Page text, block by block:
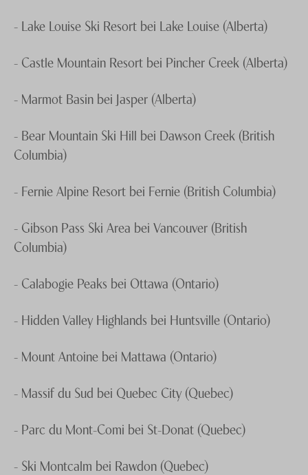
- Lake Louise Ski Resort bei Lake Louise (Alberta)
- Castle Mountain Resort bei Pincher Creek (Alberta)
- Marmot Basin bei Jasper (Alberta)
- Bear Mountain Ski Hill bei Dawson Creek (British
Columbia)
- Fernie Alpine Resort bei Fernie (British Columbia)
- Gibson Pass Ski Area bei Vancouver (British
Columbia)
- Calabogie Peaks bei Ottawa (Ontario)
- Hidden Valley Highlands bei Huntsville (Ontario)
- Mount Antoine bei Mattawa (Ontario)
- Massif du Sud bei Quebec City (Quebec)
- Parc du Mont-Comi bei St-Donat (Quebec)
- Ski Montcalm bei Rawdon (Quebec)